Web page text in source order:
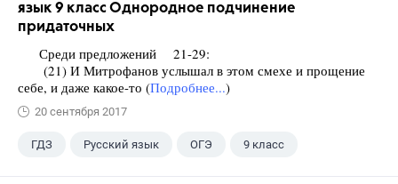
язык 9 класс Однородное подчинение
придаточных
Среди предложений 21-29:
(21) И Митрофанов услышал в этом смехе и прощение
себе, и даже какое-то (Подробнее...)
20 сентября 2017
ГДЗ Русский язык ОГЭ 9 класс